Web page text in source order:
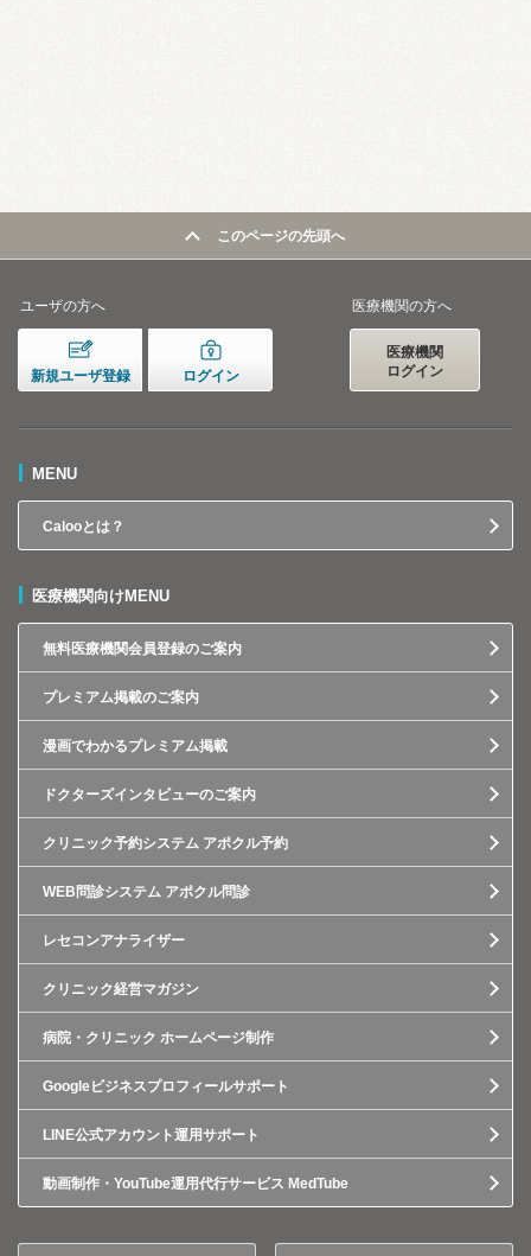
このページの先頭へ
ユーザの方へ
新規ユーザ登録 ログイン
医療機関の方へ
医療機関
ログイン
MENU
Calooとは？
医療機関向けMENU
無料医療機関会員登録のご案内
プレミアム掲載のご案内
漫画でわかるプレミアム掲載
ドクターズインタビューのご案内
クリニック予約システム アポクル予約
WEB問診システム アポクル問診
レセコンアナライザー
クリニック経営マガジン
病院・クリニック ホームページ制作
Googleビジネスプロフィールサポート
LINE公式アカウント運用サポート
動画制作・YouTube運用代行サービス MedTube